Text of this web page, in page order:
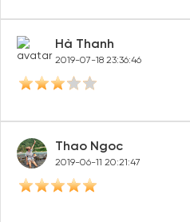
Hà Thanh
2019-07-18 23:36:46
Thao Ngoc
2019-06-11 20:21:47